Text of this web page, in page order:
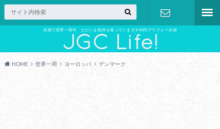
夫婦で世界一周中 ただいま欧州を巡っています✈︎30代アラフォー夫婦
お問い合わ
HOME 世界一周 ヨーロッパ デンマーク